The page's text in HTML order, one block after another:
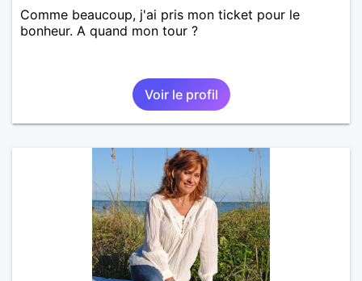
Comme beaucoup, j'ai pris mon ticket pour le
bonheur. A quand mon tour ?
Voir le profil